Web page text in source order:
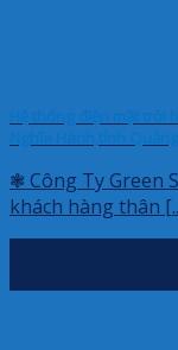
Hệ thống điện mặt trời
Nghĩa Hành,tỉnh Quảng
❃ Công Ty Green
khách hàng thân